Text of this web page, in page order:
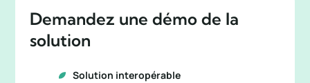
Demandez une démo de la
solution
Solution interopérable